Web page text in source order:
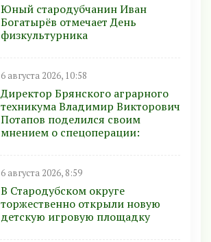
Юный стародубчанин Иван
Богатырёв отмечает День
физкультурника
6 августа 2026, 10:58
Директор Брянского аграрного
техникума Владимир Викторович
Потапов поделился своим
мнением о спецоперации:
6 августа 2026, 8:59
В Стародубском округе
торжественно открыли новую
детскую игровую площадку